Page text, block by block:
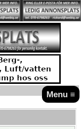
Menu ≡